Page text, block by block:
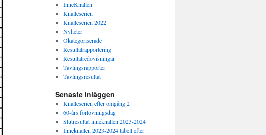
InneKnallen
Knalleserien
Knalleserien 2022
Nyheter
Okategoriserade
Resultatrapportering
Resultatredovisningar
Tävlingsrapporter
Tävlingsresultat
Senaste inläggen
Knalleserien efter omgång 2
60-års förlovningsdag
Slutresultat inneknallen 2023-2024
Inneknallen 2023-2024 tabell efter